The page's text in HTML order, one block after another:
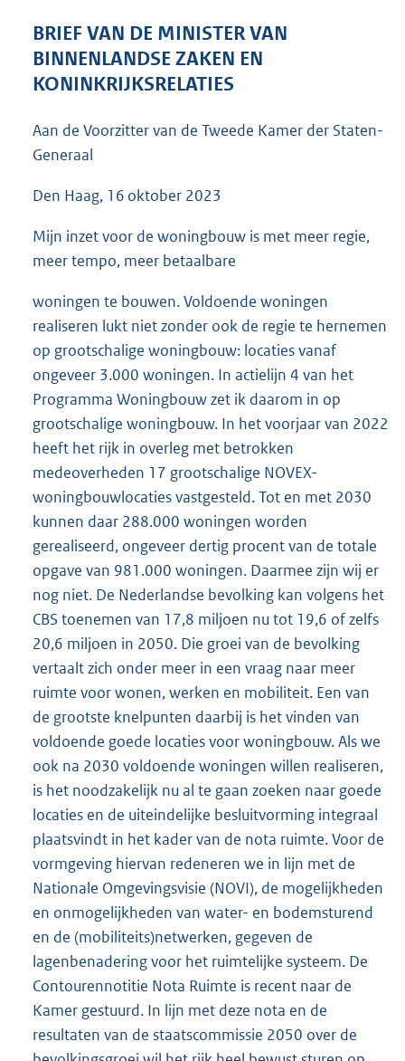
3
K
BRIEF VAN DE MINISTER VAN
BINNENLANDSE ZAKEN EN
KONINKRIJKSRELATIES
Aan de Voorzitter van de Tweede Kamer der Staten-
Generaal
Den Haag, 16 oktober 2023
Mijn inzet voor de woningbouw is met meer regie,
meer tempo, meer betaalbare
woningen te bouwen. Voldoende woningen
realiseren lukt niet zonder ook de regie te hernemen
op grootschalige woningbouw: locaties vanaf
ongeveer 3.000 woningen. In actielijn 4 van het
Programma Woningbouw zet ik daarom in op
grootschalige woningbouw. In het voorjaar van 2022
heeft het rijk in overleg met betrokken
medeoverheden 17 grootschalige NOVEX-
woningbouwlocaties vastgesteld. Tot en met 2030
kunnen daar 288.000 woningen worden
gerealiseerd, ongeveer dertig procent van de totale
opgave van 981.000 woningen. Daarmee zijn wij er
nog niet. De Nederlandse bevolking kan volgens het
CBS toenemen van 17,8 miljoen nu tot 19,6 of zelfs
20,6 miljoen in 2050. Die groei van de bevolking
vertaalt zich onder meer in een vraag naar meer
ruimte voor wonen, werken en mobiliteit. Een van
de grootste knelpunten daarbij is het vinden van
voldoende goede locaties voor woningbouw. Als we
ook na 2030 voldoende woningen willen realiseren,
is het noodzakelijk nu al te gaan zoeken naar goede
locaties en de uiteindelijke besluitvorming integraal
plaatsvindt in het kader van de nota ruimte. Voor de
vormgeving hiervan redeneren we in lijn met de
Nationale Omgevingsvisie (NOVI), de mogelijkheden
en onmogelijkheden van water- en bodemsturend
en de (mobiliteits)netwerken, gegeven de
lagenbenadering voor het ruimtelijke systeem. De
Contourennotitie Nota Ruimte is recent naar de
Kamer gestuurd. In lijn met deze nota en de
resultaten van de staatscommissie 2050 over de